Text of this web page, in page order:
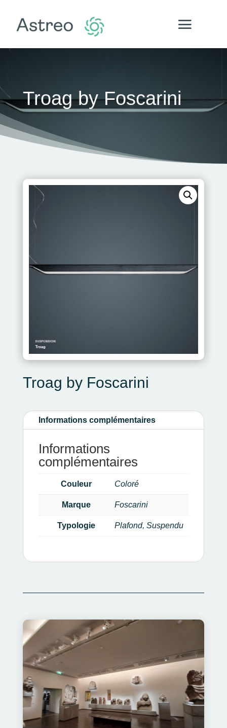
Troag by Foscarini
Troag by Foscarini
Informations complémentaires
Informations
complémentaires
Couleur Coloré
Marque Foscarini
Typologie Plafond, Suspendu